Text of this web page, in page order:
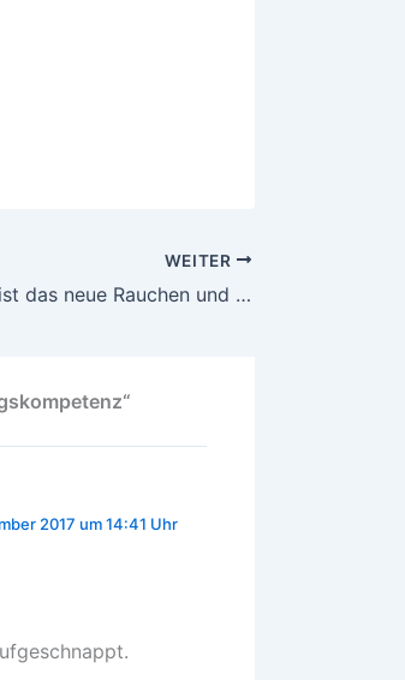
WEITER
Sitzen ist das neue Rauchen und Stehen ist das neue Sitzen – sind wir noch zu retten?
2017 um 14:41 Uhr